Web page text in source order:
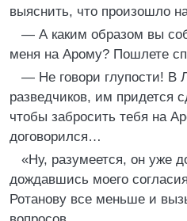
выяснить, что произошло
— А каким образом вы
меня на Арому? Пошлете
— Не говори глупости! В
разведчиков, им придется
чтобы забросить тебя на
договорился…
«Ну, разумеется, он уже
дождавшись моего
Ротанову все меньше и